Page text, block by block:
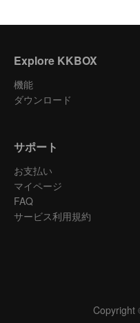
Explore KKBOX
機能
ダウンロード
サポート
お支払い
マイページ
FAQ
サービス利用規約
Copyright